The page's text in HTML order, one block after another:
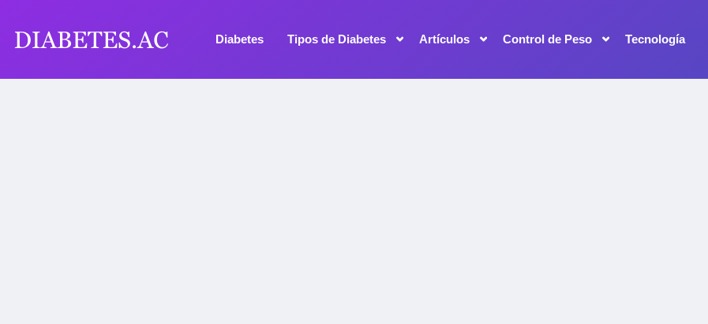
Diabetes Tipos de Diabetes Artículos Control de Peso Tecnología